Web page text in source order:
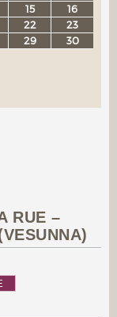
RUE –
15
16
22
23
29 30